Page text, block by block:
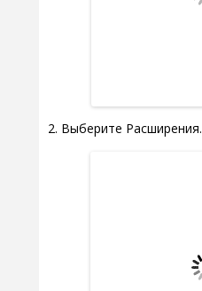
Выберите Расширения.